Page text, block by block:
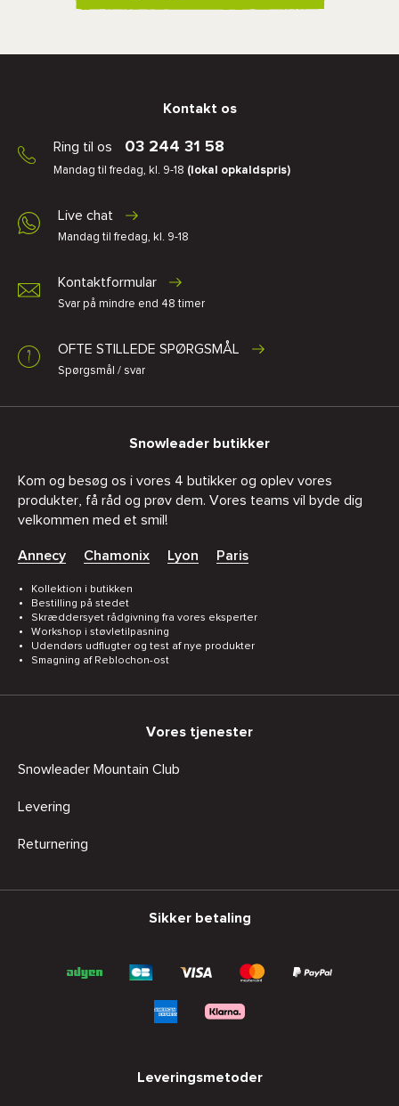
Kontakt os
Ring til os 03 244 31 58
Mandag til fredag, kl. 9-18 (lokal opkaldspris)
Live chat
Mandag til fredag, kl. 9-18
Kontaktformular
Svar på mindre end 48 timer
OFTE STILLEDE SPØRGSMÅL
Spørgsmål / svar
Snowleader butikker
Kom og besøg os i vores 4 butikker og oplev vores
produkter, få råd og prøv dem. Vores teams vil byde dig
velkommen med et smil!
Annecy Chamonix Lyon Paris
Kollektion i butikken
Bestilling på stedet
Skræddersyet rådgivning fra vores eksperter
Workshop i støvletilpasning
Udendørs udflugter og test af nye produkter
Smagning af Reblochon-ost
Vores tjenester
Snowleader Mountain Club
Levering
Returnering
Sikker betaling
Leveringsmetoder